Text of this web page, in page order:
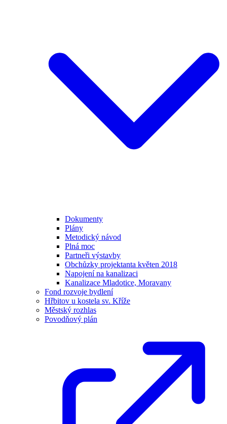
Dokumenty
Plány
Metodický návod
Plná moc
Partneři výstavby
Obchůzky projektanta květen 2018
Napojení na kanalizaci
Kanalizace Mladotice, Moravany
Fond rozvoje bydlení
Hřbitov u kostela sv. Kříže
Městský rozhlas
Povodňový plán